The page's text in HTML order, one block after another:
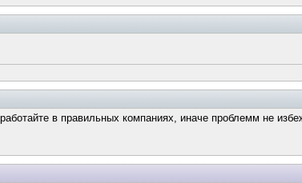
в правильных компаниях, иначе проблемм не